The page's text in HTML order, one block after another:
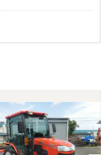
た。
掛かってしまって
ました。